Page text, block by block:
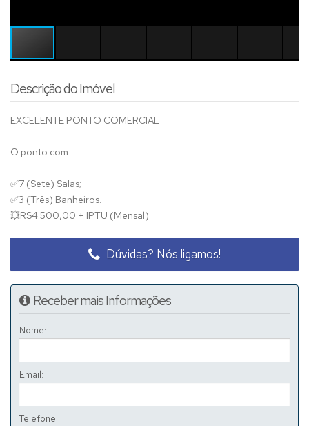
Descrição do Imóvel
EXCELENTE PONTO COMERCIAL
O ponto com:
✅7 (Sete) Salas;
✅3 (Três) Banheiros.
💥RS4.500,00 + IPTU (Mensal)
Dúvidas? Nós ligamos!
Receber mais Informações
Nome:
Email:
Telefone: